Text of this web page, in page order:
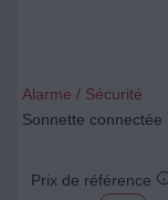
Alarme / Sécurité
Sonnette connectée
Prix de référence